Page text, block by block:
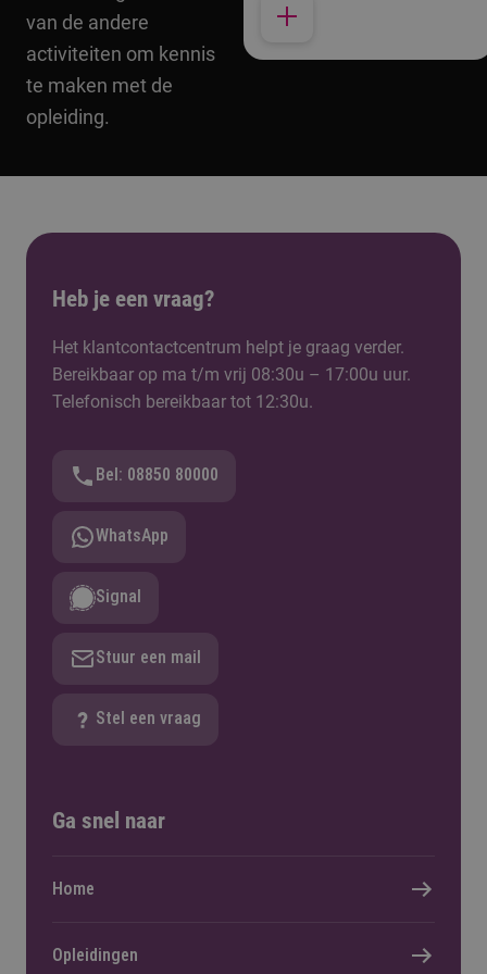
van de andere
activiteiten om kennis
te maken met de
opleiding.
Heb je een vraag?
Het klantcontactcentrum helpt je graag verder.
Bereikbaar op ma t/m vrij 08:30u – 17:00u uur.
Telefonisch bereikbaar tot 12:30u.
Bel: 08850 80000
WhatsApp
Signal
Stuur een mail
Stel een vraag
Ga snel naar
Home
Opleidingen